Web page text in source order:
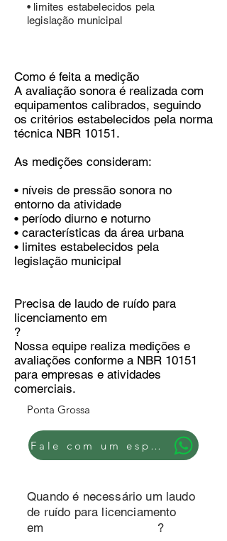
• limites estabelecidos pela
legislação municipal
Como é feita a medição
A avaliação sonora é realizada com
equipamentos calibrados, seguindo
os critérios estabelecidos pela norma
técnica NBR 10151.
As medições consideram:
• níveis de pressão sonora no
entorno da atividade
• período diurno e noturno
• características da área urbana
• limites estabelecidos pela
legislação municipal
Precisa de laudo de ruído para
licenciamento em
?
Nossa equipe realiza medições e
avaliações conforme a NBR 10151
para empresas e atividades
comerciais.
Ponta Grossa
Fale com um especialista
Quando é necessário um laudo
de ruído para licenciamento
em ?